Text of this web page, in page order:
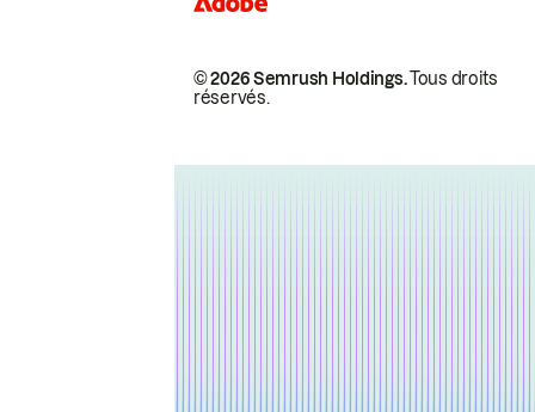
© 2026 Semrush Holdings.Tous droits
réservés.